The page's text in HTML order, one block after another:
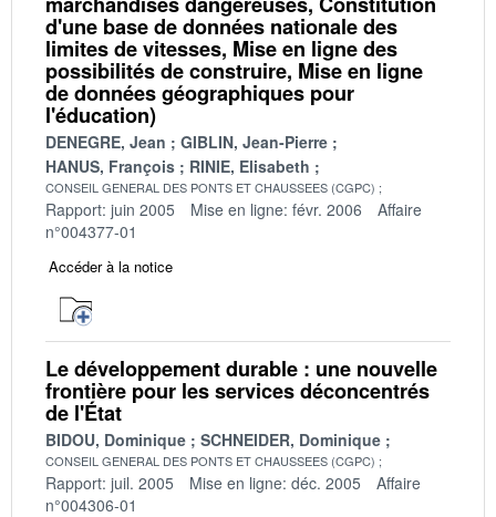
d'une base de données nationale des
limites de vitesses, Mise en ligne des
possibilités de construire, Mise en ligne
de données géographiques pour
l'éducation)
DENEGRE, Jean
GIBLIN, Jean-Pierre
HANUS, François
RINIE, Elisabeth
CONSEIL GENERAL DES PONTS ET CHAUSSEES (CGPC)
Rapport: juin 2005 Mise en ligne: févr. 2006
Affaire
n°004377-01
Accéder à la notice
Le développement durable : une nouvelle
frontière pour les services déconcentrés
de l'État
BIDOU, Dominique SCHNEIDER, Dominique
CONSEIL GENERAL DES PONTS ET CHAUSSEES (CGPC)
Rapport: juil. 2005 Mise en ligne: déc. 2005
Affaire
n°004306-01